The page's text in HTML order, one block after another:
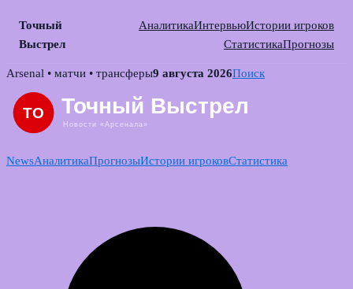
Точный
Выстрел
АналитикаИнтервьюИстории игроков
СтатистикаПрогнозы
Skip
content
Arsenal • матчи • трансферы9 августа 2026Поиск
NewsАналитикаПрогнозыИстории игроковСтатистика